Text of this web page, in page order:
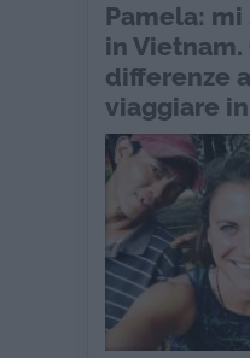
Pamela:
in Vietnam.
differenze
viaggiare
viverci e